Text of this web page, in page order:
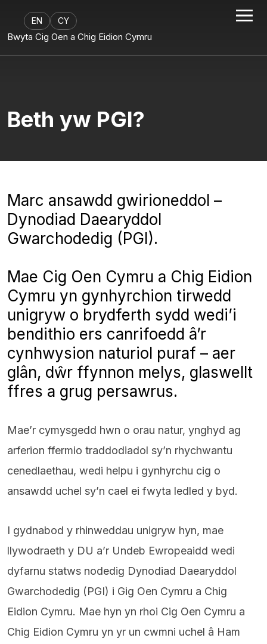
EN CY
Bwyta Cig Oen a Chig Eidion Cymru
Beth yw PGI?
Marc ansawdd gwirioneddol –
Dynodiad Daearyddol
Gwarchodedig (PGI).
Mae Cig Oen Cymru a Chig Eidion
Cymru yn gynhyrchion tirwedd
unigryw o brydferth sydd wedi’i
bendithio ers canrifoedd â’r
cynhwysion naturiol puraf – aer
glân, dŵr ffynnon melys, glaswellt
ffres a grug persawrus.
Mae’r cymysgedd hwn o orau natur, ynghyd ag
arferion ffermio traddodiadol sy’n rhychwantu
cenedlaethau, wedi helpu i gynhyrchu cig o
ansawdd uchel sy’n cael ei fwyta ledled y byd.
I gydnabod y rhinweddau unigryw hyn, mae
llywodraeth y DU a’r Undeb Ewropeaidd wedi
dyfarnu statws nodedig Dynodiad Daearyddol
Gwarchodedig (PGI) i Gig Oen Cymru a Chig
Eidion Cymru. Mae hyn yn rhoi Cig Oen Cymru a
Chig Eidion Cymru yn yr un cwmni uchel â Ham